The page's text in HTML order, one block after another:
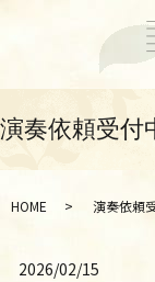
演奏依頼受付
HOME 演奏依頼
2026/02/15